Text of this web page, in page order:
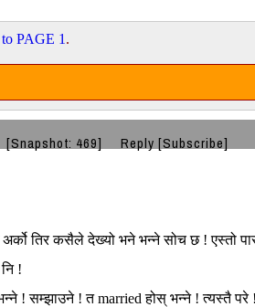
PAGE 1 .
[Snapshot: 469] Reply [Subscribe]
तिर कसैले देख्यो भने भन्ने सोच छ ! एस्तो
!
! सम्झाउने ! त married होस् भन्ने ! त्यस्तै परे